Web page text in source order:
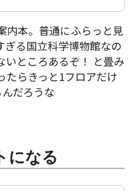
内本。普通にふらっと見
ぎる国立科学博物館なの
いところあるぞ！ と畳み
たらきっと1フロアだけ
だろうな
になる